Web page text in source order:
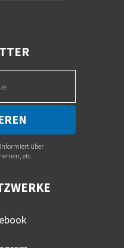
über
etc.